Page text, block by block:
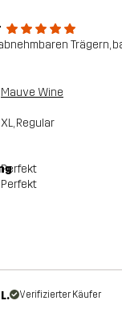
Trägern,
Mauve Wine
XL, Regular
Perfekt
Perfekt
Verifizierter Käufer